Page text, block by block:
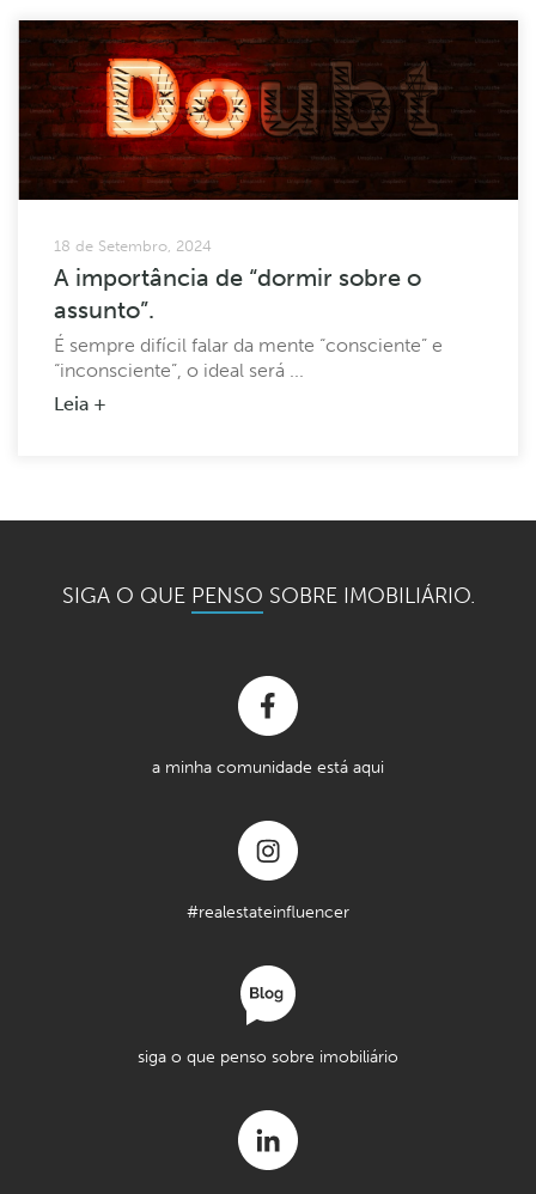
18 de Setembro, 2024
A importância de “dormir sobre o
assunto”.
É sempre difícil falar da mente “consciente” e
“inconsciente”, o ideal será ...
Leia +
SIGA O QUE PENSO SOBRE IMOBILIÁRIO.
a minha comunidade está aqui
#realestateinfluencer
siga o que penso sobre imobiliário